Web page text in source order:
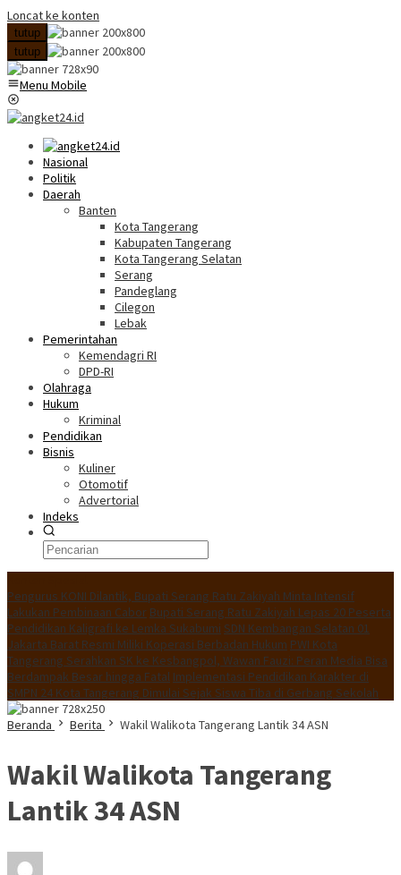
Loncat ke konten
tutup
tutup
Menu Mobile
Nasional
Politik
Daerah
Banten
Kota Tangerang
Kabupaten Tangerang
Kota Tangerang Selatan
Serang
Pandeglang
Cilegon
Lebak
Pemerintahan
Kemendagri RI
DPD-RI
Olahraga
Hukum
Kriminal
Pendidikan
Bisnis
Kuliner
Otomotif
Advertorial
Indeks
Pengurus KONI Dilantik, Bupati Serang Ratu Zakiyah Minta Intensif
Lakukan Pembinaan Cabor Bupati Serang Ratu Zakiyah Lepas 20 Peserta
Pendidikan Kaligrafi ke Lemka Sukabumi SDN Kembangan Selatan 01
Jakarta Barat Resmi Miliki Koperasi Berbadan Hukum PWI Kota
Tangerang Serahkan SK ke Kesbangpol, Wawan Fauzi: Peran Media Bisa
Berdampak Besar hingga Fatal Implementasi Pendidikan Karakter di
SMPN 24 Kota Tangerang Dimulai Sejak Siswa Tiba di Gerbang Sekolah
Beranda
Berita Wakil Walikota Tangerang Lantik 34 ASN
Wakil Walikota Tangerang
Lantik 34 ASN